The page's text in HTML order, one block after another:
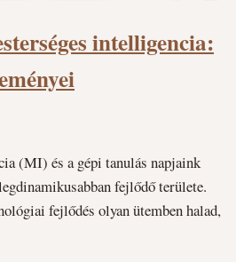
intelligencia:
(MI) és a gépi tanulás napjaink
fejlődő területe.
fejlődés olyan ütemben halad,